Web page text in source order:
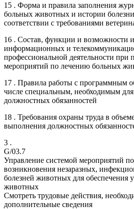
15 . Форма и правила заполнения
больных животных и истории
соответствии с требованиями
16 . Состав, функции и возможности
информационных и
профессиональной деятельности при
мероприятий по лечению больных
17 . Правила работы с программным
числе специальным, необходимым
должностных обязанностей
18 . Требования охраны труда в
выполнения должностных
3 .
G/03.7
Управление системой мероприятий
возникновения незаразных,
болезней животных для обеспечения
животных
Смотреть трудовые действия,
дополнительные сведения